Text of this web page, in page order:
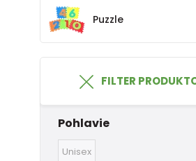
Puzzle
FILTER
Pohlavie
Unisex